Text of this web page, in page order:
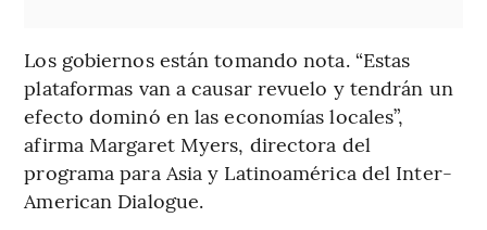
Los gobiernos están tomando nota. “Estas
plataformas van a causar revuelo y tendrán un
efecto dominó en las economías locales”,
afirma Margaret Myers, directora del
programa para Asia y Latinoamérica del Inter-
American Dialogue.